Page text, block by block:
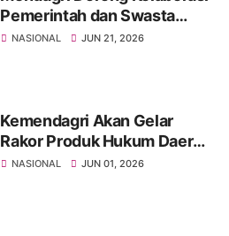
Pemerintah dan Swasta
Atasi Persoalan Perumahan
NASIONAL JUN 21, 2026
Kemendagri Akan Gelar
Rakor Produk Hukum Daerah
untuk Perkuat Keselarasan
NASIONAL JUN 01, 2026